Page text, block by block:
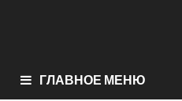
ГЛАВНОЕ МЕНЮ